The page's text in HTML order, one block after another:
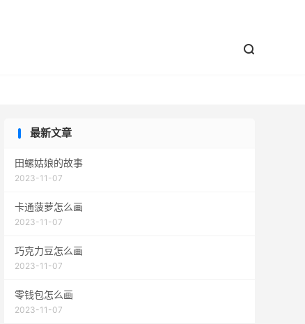

最新文章
田螺姑娘的故事
2023-11-07
卡通菠萝怎么画
2023-11-07
巧克力豆怎么画
2023-11-07
零钱包怎么画
2023-11-07